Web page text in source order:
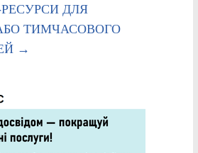
ДЛЯ
ТИМЧАСОВОГО
→